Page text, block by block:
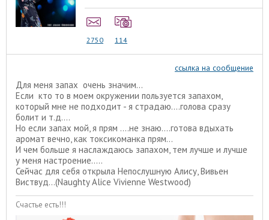
2750 114
ссылка на сообщение
Для меня запах очень значим...
Если кто то в моем окружении пользуется запахом,
который мне не подходит - я страдаю....голова сразу
болит и т.д....
Но если запах мой, я прям ....не знаю....готова вдыхать
аромат вечно, как токсикоманка прям...
И чем больше я наслаждаюсь запахом, тем лучше и лучше
у меня настроение.....
Сейчас для себя открыла Непослушную Алису, Вивьен
Виствуд...(Naughty Alice Vivienne Westwood)
Счастье есть!!!